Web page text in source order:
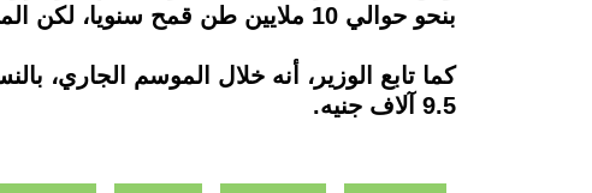
بنحو حوالي 10 ملايين طن قمح سنويا، لكن المشكلة ترجع في الاستهلاك الزائد للفرد، إذ يصل بمعدل 180/190 كجم للفرد سنويًا.
كما تابع الوزير، أنه خلال الموسم الجاري،
9.5 آلاف جنيه.